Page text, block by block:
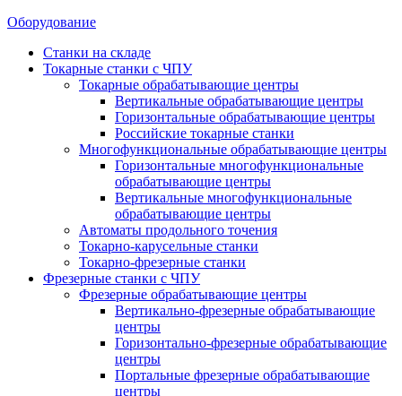
Оборудование
Станки на складе
Токарные станки с ЧПУ
Токарные обрабатывающие центры
Вертикальные обрабатывающие центры
Горизонтальные обрабатывающие центры
Российские токарные станки
Многофункциональные обрабатывающие центры
Горизонтальные многофункциональные
обрабатывающие центры
Вертикальные многофункциональные
обрабатывающие центры
Автоматы продольного точения
Токарно-карусельные станки
Токарно-фрезерные станки
Фрезерные станки с ЧПУ
Фрезерные обрабатывающие центры
Вертикально-фрезерные обрабатывающие
центры
Горизонтально-фрезерные обрабатывающие
центры
Портальные фрезерные обрабатывающие
центры